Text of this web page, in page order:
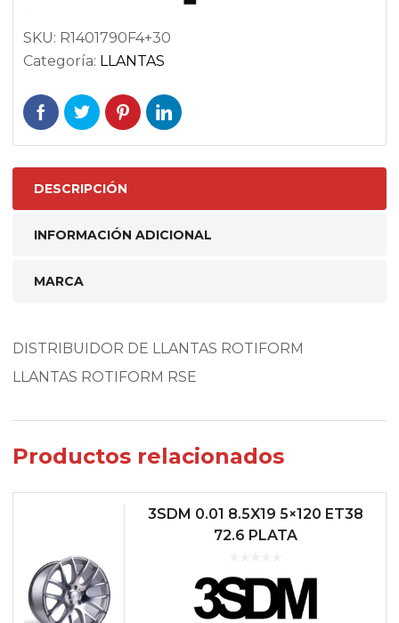
SKU: R1401790F4+30
Categoría: LLANTAS
DESCRIPCIÓN
INFORMACIÓN ADICIONAL
MARCA
DISTRIBUIDOR DE LLANTAS ROTIFORM
LLANTAS ROTIFORM RSE
Productos relacionados
3SDM 0.01 8.5X19 5×120 ET38
72.6 PLATA